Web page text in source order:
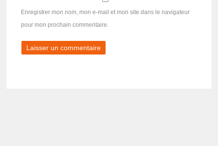
Enregistrer mon nom, mon e-mail et mon site dans le navigateur
pour mon prochain commentaire.